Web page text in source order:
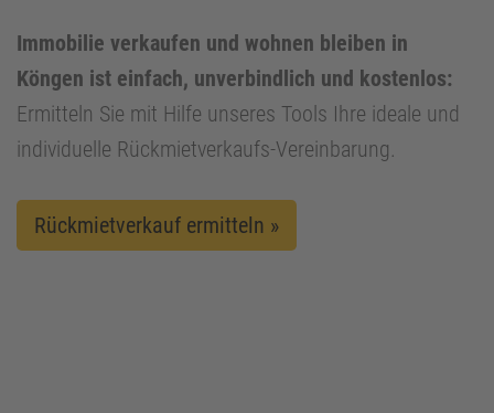
Immobilie verkaufen und wohnen bleiben in
Köngen ist einfach, unverbindlich und kostenlos:
Ermitteln Sie mit Hilfe unseres Tools Ihre ideale und
individuelle Rückmietverkaufs-Vereinbarung.
Rückmietverkauf ermitteln »